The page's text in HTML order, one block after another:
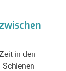
in den
Schienen